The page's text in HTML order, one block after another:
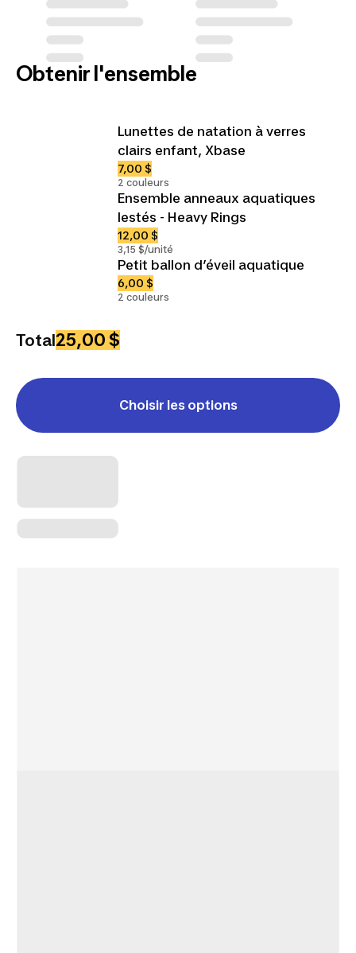
Obtenir l'ensemble
Lunettes de natation à verres
clairs enfant, Xbase
7,00 $
2 couleurs
Ensemble anneaux aquatiques
lestés - Heavy Rings
12,00 $
3,15 $/unité
Petit ballon d’éveil aquatique
6,00 $
2 couleurs
Total25,00 $
Choisir les options